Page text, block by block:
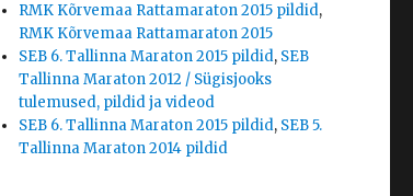
RMK Kõrvemaa Rattamaraton 2015 pildid,
RMK Kõrvemaa Rattamaraton 2015
SEB 6. Tallinna Maraton 2015 pildid, SEB
Tallinna Maraton 2012 / Sügisjooks
tulemused, pildid ja videod
SEB 6. Tallinna Maraton 2015 pildid, SEB 5.
Tallinna Maraton 2014 pildid